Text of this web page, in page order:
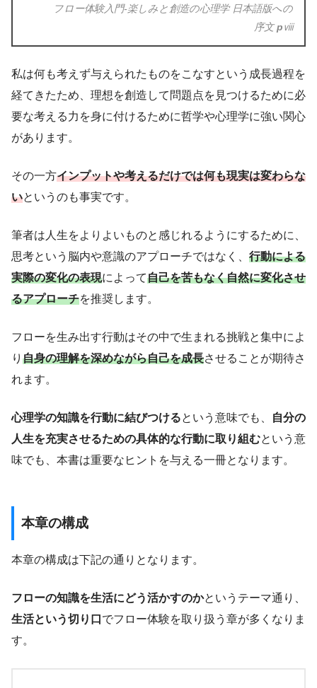
フロー体験入門-楽しみと創造の心理学 日本語版への
序文pⅷ
私は何も考えず与えられたものをこなすという成長過程を
経てきたため、理想を創造して問題点を見つけるために必
要な考える力を身に付けるために哲学や心理学に強い関心
があります。
その一方インプットや考えるだけでは何も現実は変わらな
いというのも事実です。
筆者は人生をよりよいものと感じれるようにするために、
思考という脳内や意識のアプローチではなく、 行動による
実際の変化の表現によって自己を苦もなく自然に変化させ
るアプローチを推奨します。
フローを生み出す行動はその中で生まれる挑戦と集中によ
り 自身の理解を深めながら自己を成長させることが期待さ
れます。
心理学の知識を行動に結びつけるという意味でも、
自分の
人生を充実させるための具体的な行動に取り組むという意
味でも、本書は重要なヒントを与える一冊となります。
本章の構成
本章の構成は下記の通りとなります。
フローの知識を生活にどう活かすのかというテーマ通り、
生活という切り口 でフロー体験を取り扱う章が多くなりま
す。